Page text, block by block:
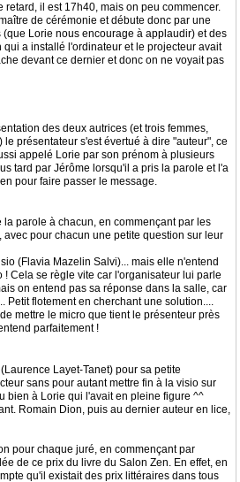
retard, il est 17h40, mais on peu commencer.
de cérémonie et débute donc par une
Lorie nous encourage à applaudir) et des
qui a installé l'ordinateur et le projecteur avait
devant ce dernier et donc on ne voyait pas
des deux autrices (et trois femmes,
présentateur s'est évertué à dire "auteur", ce
appelé Lorie par son prénom à plusieurs
tard par Jérôme lorsqu'il a pris la parole et l'a
pour faire passer le message.
la parole à chacun, en commençant par les
pour chacun une petite question sur leur
(Flavia Mazelin Salvi)... mais elle n'entend
Cela se règle vite car l'organisateur lui parle
on entend pas sa réponse dans la salle, car
Petit flotement en cherchant une solution....
mettre le micro que tient le présenteur près
parfaitement !
Layet-Tanet) pour sa petite
sans pour autant mettre fin à la visio sur
bien à Lorie qui l'avait en pleine figure ^^
Romain Dion, puis au dernier auteur en lice,
pour chaque juré, en commençant par
de ce prix du livre du Salon Zen. En effet, en
qu'il existait des prix littéraires dans tous